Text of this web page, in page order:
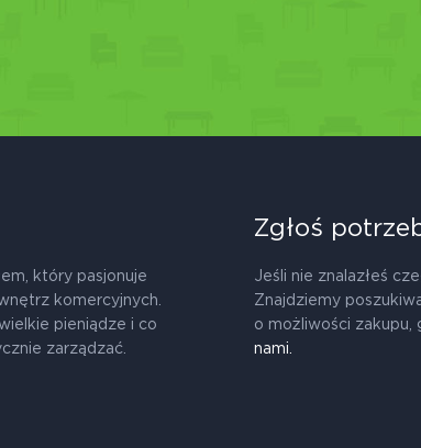
który pasjonuje
komercyjnych.
pieniądze i co
zarządzać.
Zgłoś
Jeśli nie znalazłeś
Znajdziemy
o możliwości
nami.